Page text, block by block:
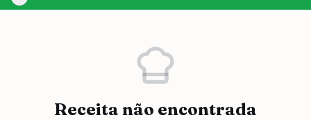
Receita não encontrada